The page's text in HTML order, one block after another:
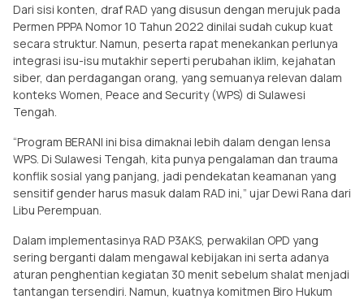
Dari sisi konten, draf RAD yang disusun dengan merujuk pada
Permen PPPA Nomor 10 Tahun 2022 dinilai sudah cukup kuat
secara struktur. Namun, peserta rapat menekankan perlunya
integrasi isu-isu mutakhir seperti perubahan iklim, kejahatan
siber, dan perdagangan orang, yang semuanya relevan dalam
konteks Women, Peace and Security (WPS) di Sulawesi
Tengah.
“Program BERANI ini bisa dimaknai lebih dalam dengan lensa
WPS. Di Sulawesi Tengah, kita punya pengalaman dan trauma
konflik sosial yang panjang, jadi pendekatan keamanan yang
sensitif gender harus masuk dalam RAD ini,” ujar Dewi Rana dari
Libu Perempuan.
Dalam implementasinya RAD P3AKS, perwakilan OPD yang
sering berganti dalam mengawal kebijakan ini serta adanya
aturan penghentian kegiatan 30 menit sebelum shalat menjadi
tantangan tersendiri. Namun, kuatnya komitmen Biro Hukum